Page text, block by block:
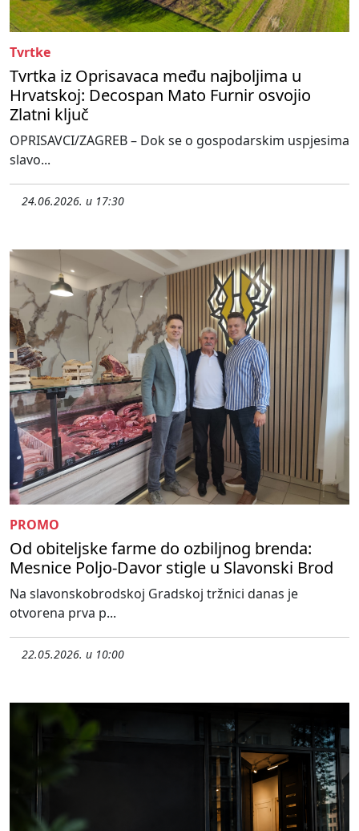
Tvrtke
Tvrtka iz Oprisavaca među najboljima u
Hrvatskoj: Decospan Mato Furnir osvojio
Zlatni ključ
OPRISAVCI/ZAGREB – Dok se o gospodarskim uspjesima
slavo...
24.06.2026. u 17:30
PROMO
Od obiteljske farme do ozbiljnog brenda:
Mesnice Poljo-Davor stigle u Slavonski Brod
Na slavonskobrodskoj Gradskoj tržnici danas je
otvorena prva p...
22.05.2026. u 10:00